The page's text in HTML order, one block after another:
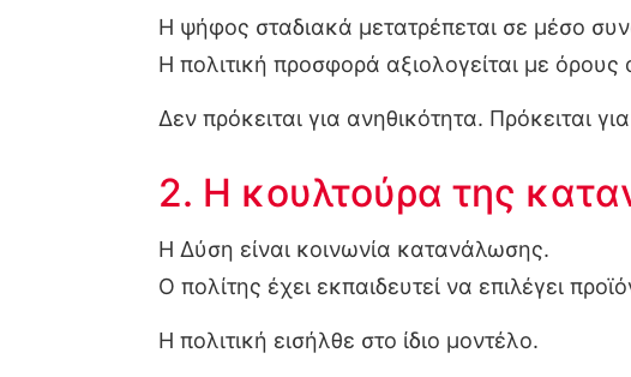
Η ψήφος σταδιακά μετατρέπεται σε μέσο
Η πολιτική προσφορά αξιολογείται με
Δεν πρόκειται για ανηθικότητα. Πρόκειται
2. Η κουλτούρα της
Η Δύση είναι κοινωνία κατανάλωσης.
Ο πολίτης έχει εκπαιδευτεί να επιλέγει
Η πολιτική εισήλθε στο ίδιο μοντέλο.